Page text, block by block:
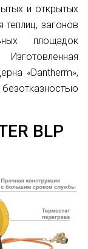
и открытых
загонов
площадок
«Dantherm»,
BLP